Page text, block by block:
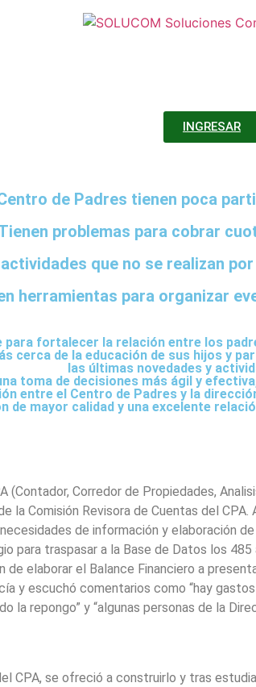
INGRESAR
de Padres tienen poca
problemas para cobrar
que no se realizan
herramientas para organizar
para fortalecer la relación entre los
cerca de la educación de sus hijos y
las últimas novedades y
toma de decisiones más ágil y
entre el Centro de Padres y la
de mayor calidad y una excelente
(Contador, Corredor de Propiedades,
la Comisión Revisora de Cuentas del
de información y elaboración
para traspasar a la Base de Datos los
elaborar el Balance Financiero a
y escuchó comentarios como “hay
la repongo” y “algunas personas de la
CPA, se ofreció a construirlo y tras